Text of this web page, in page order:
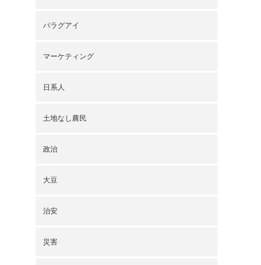
パラグアイ
マーケティング
日系人
土地なし農民
政治
大豆
治安
災害